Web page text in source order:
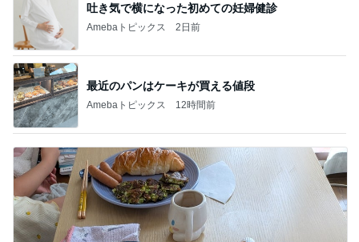
最近のパンはケーキが買える値段
Amebaトピックス 12時間前